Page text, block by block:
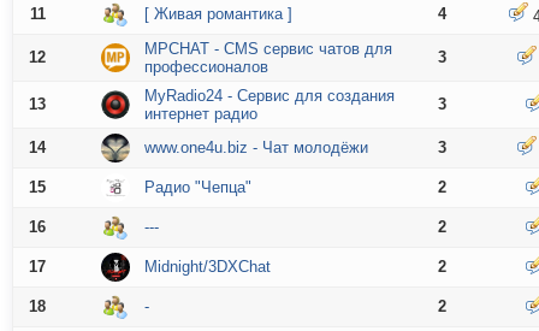
11 [ Живая романтика ] 4
12
MPCHAT - CMS сервис чатов для
профессионалов
3
13
MyRadio24 - Сервис для создания
интернет радио
3
14 www.one4u.biz - Чат молодёжи 3
15 Радио "Чепца" 2
16 --- 2
17 Midnight/3DXChat 2
18 - 2